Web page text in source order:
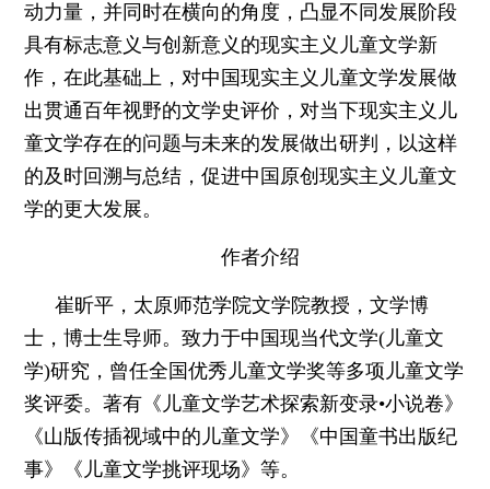
动力量，并同时在横向的角度，凸显不同发展阶段
具有标志意义与创新意义的现实主义儿童文学新
作，在此基础上，对中国现实主义儿童文学发展做
出贯通百年视野的文学史评价，对当下现实主义儿
童文学存在的问题与未来的发展做出研判，以这样
的及时回溯与总结，促进中国原创现实主义儿童文
学的更大发展。
作者介绍
崔昕平，太原师范学院文学院教授，文学博
士，博士生导师。致力于中国现当代文学(儿童文
学)研究，曾任全国优秀儿童文学奖等多项儿童文学
奖评委。著有《儿童文学艺术探索新变录•小说卷》
《山版传插视域中的儿童文学》《中国童书出版纪
事》《儿童文学挑评现场》等。